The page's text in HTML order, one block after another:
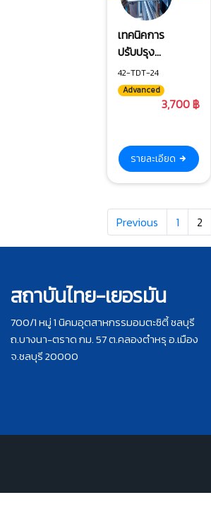
เทคนิคการ
ปรับปรุง
ประสิทธิภาพแม่
พิมพ์ตัดขอบ
(Shaving &
42-TDT-24
Advanced
3,700 ฿
รายละเอียด
Previous 1 2
สถาบันไทย-เยอรมัน
700/1 หมู่ 1 นิคมอุตสาหกรรมอมตะซิตี้ ชลบุรี
ถ.บางนา-ตราด กม. 57 ต.คลองตำหรุ อ.เมือง
จ.ชลบุรี 20000